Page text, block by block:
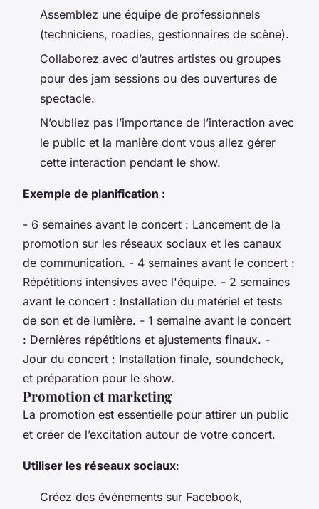
Assemblez une équipe de professionnels
(techniciens, roadies, gestionnaires de scène).
Collaborez avec d’autres artistes ou groupes
pour des jam sessions ou des ouvertures de
spectacle.
N’oubliez pas l’importance de l’interaction avec
le public et la manière dont vous allez gérer
cette interaction pendant le show.
Exemple de planification :
- 6 semaines avant le concert : Lancement de la
promotion sur les réseaux sociaux et les canaux
de communication. - 4 semaines avant le concert :
Répétitions intensives avec l'équipe. - 2 semaines
avant le concert : Installation du matériel et tests
de son et de lumière. - 1 semaine avant le concert
: Dernières répétitions et ajustements finaux. -
Jour du concert : Installation finale, soundcheck,
et préparation pour le show.
Promotion et marketing
La promotion est essentielle pour attirer un public
et créer de l’excitation autour de votre concert.
Utiliser les réseaux sociaux:
Créez des événements sur Facebook,